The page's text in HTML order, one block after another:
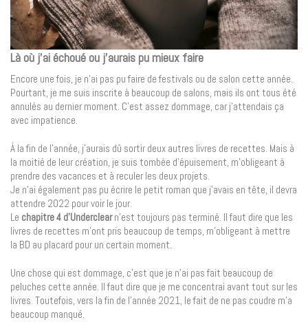
Là où j’ai échoué ou j’aurais pu mieux faire
Encore une fois, je n’ai pas pu faire de festivals ou de salon cette année.
Pourtant, je me suis inscrite à beaucoup de salons, mais ils ont tous été
annulés au dernier moment. C’est assez dommage, car j’attendais ça
avec impatience.
À la fin de l’année, j’aurais dû sortir deux autres livres de recettes. Mais à
la moitié de leur création, je suis tombée d’épuisement, m’obligeant à
prendre des vacances et à reculer les deux projets.
Je n’ai également pas pu écrire le petit roman que j’avais en tête, il devra
attendre 2022 pour voir le jour.
Le chapitre 4 d’Underclearn’est toujours pas terminé. Il faut dire que les
livres de recettes m’ont pris beaucoup de temps, m’obligeant à mettre
la BD au placard pour un certain moment.
Une chose qui est dommage, c’est que je n’ai pas fait beaucoup de
peluches cette année. Il faut dire que je me concentrai avant tout sur les
livres. Toutefois, vers la fin de l’année 2021, le fait de ne pas coudre m’a
beaucoup manqué.